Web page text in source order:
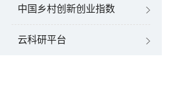
中国乡村创新创业指数
云科研平台